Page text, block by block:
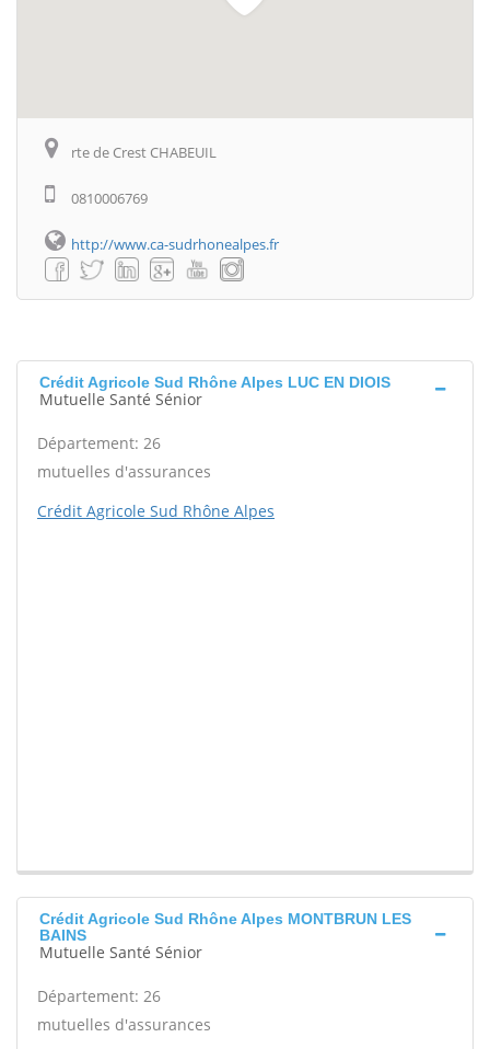
rte de Crest CHABEUIL
0810006769
http://www.ca-sudrhonealpes.fr
Crédit Agricole Sud Rhône Alpes LUC EN DIOIS
Mutuelle Santé Sénior
Département: 26
mutuelles d'assurances
Crédit Agricole Sud Rhône Alpes
Crédit Agricole Sud Rhône Alpes MONTBRUN LES
BAINS
Mutuelle Santé Sénior
Département: 26
mutuelles d'assurances